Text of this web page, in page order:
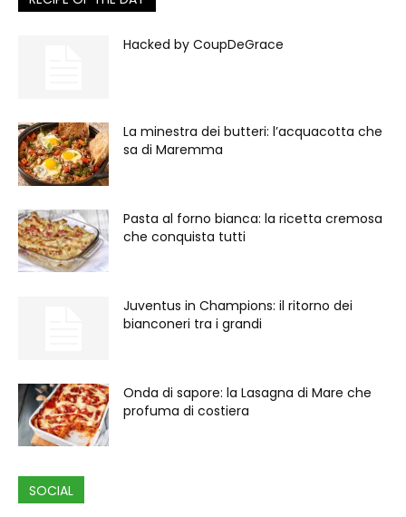
Hacked by CoupDeGrace
La minestra dei butteri: l’acquacotta che
sa di Maremma
Pasta al forno bianca: la ricetta cremosa
che conquista tutti
Juventus in Champions: il ritorno dei
bianconeri tra i grandi
Onda di sapore: la Lasagna di Mare che
profuma di costiera
SOCIAL